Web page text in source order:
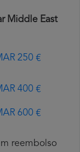
Middle East
250 €
400 €
600 €
reembolso